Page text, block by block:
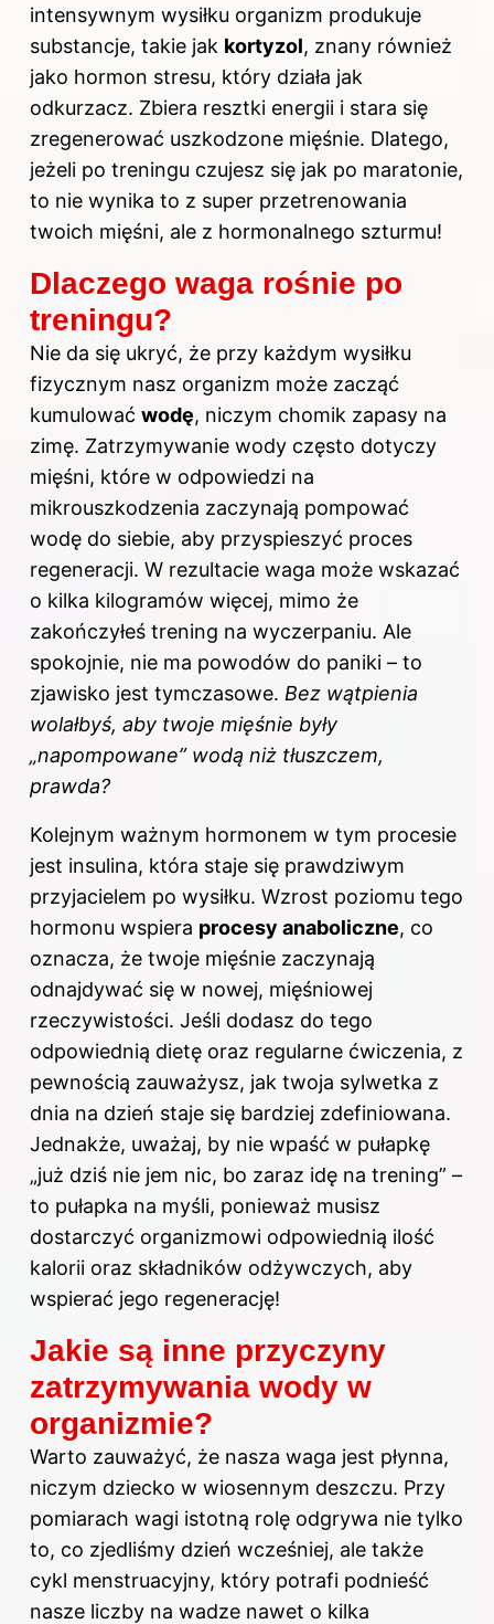
intensywnym wysiłku organizm produkuje
substancje, takie jak kortyzol, znany również
jako hormon stresu, który działa jak
odkurzacz. Zbiera resztki energii i stara się
zregenerować uszkodzone mięśnie. Dlatego,
jeżeli po treningu czujesz się jak po maratonie,
to nie wynika to z super przetrenowania
twoich mięśni, ale z hormonalnego szturmu!
Dlaczego waga rośnie po
treningu?
Nie da się ukryć, że przy każdym wysiłku
fizycznym nasz organizm może zacząć
kumulować wodę, niczym chomik zapasy na
zimę. Zatrzymywanie wody często dotyczy
mięśni, które w odpowiedzi na
mikrouszkodzenia zaczynają pompować
wodę do siebie, aby przyspieszyć proces
regeneracji. W rezultacie waga może wskazać
o kilka kilogramów więcej, mimo że
zakończyłeś trening na wyczerpaniu. Ale
spokojnie, nie ma powodów do paniki – to
zjawisko jest tymczasowe. Bez wątpienia
wolałbyś, aby twoje mięśnie były
„napompowane” wodą niż tłuszczem,
prawda?
Kolejnym ważnym hormonem w tym procesie
jest insulina, która staje się prawdziwym
przyjacielem po wysiłku. Wzrost poziomu tego
hormonu wspiera procesy anaboliczne, co
oznacza, że twoje mięśnie zaczynają
odnajdywać się w nowej, mięśniowej
rzeczywistości. Jeśli dodasz do tego
odpowiednią dietę oraz regularne ćwiczenia, z
pewnością zauważysz, jak twoja sylwetka z
dnia na dzień staje się bardziej zdefiniowana.
Jednakże, uważaj, by nie wpaść w pułapkę
„już dziś nie jem nic, bo zaraz idę na trening” –
to pułapka na myśli, ponieważ musisz
dostarczyć organizmowi odpowiednią ilość
kalorii oraz składników odżywczych, aby
wspierać jego regenerację!
Jakie są inne przyczyny
zatrzymywania wody w
organizmie?
Warto zauważyć, że nasza waga jest płynna,
niczym dziecko w wiosennym deszczu. Przy
pomiarach wagi istotną rolę odgrywa nie tylko
to, co zjedliśmy dzień wcześniej, ale także
cykl menstruacyjny, który potrafi podnieść
nasze liczby na wadze nawet o kilka